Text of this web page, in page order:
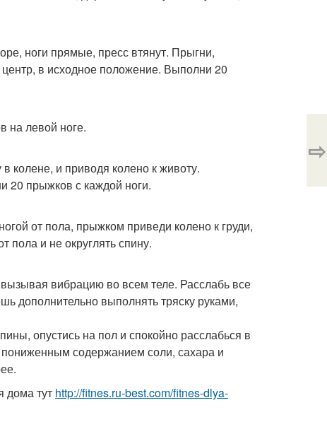
ноги прямые, пресс втянут. Прыгни,
в исходное положение. Выполни 20
на левой ноге.
колене, и приводя колено к животу.
20 прыжков с каждой ноги.
от пола, прыжком приведи колено к груди,
пола и не округлять спину.
вибрацию во всем теле. Расслабь все
дополнительно выполнять тряску руками,
опустись на пол и спокойно расслабься в
пониженным содержанием соли, сахара и
дома тут http://fitnes.ru-best.com/fitnes-dlya-
⇨